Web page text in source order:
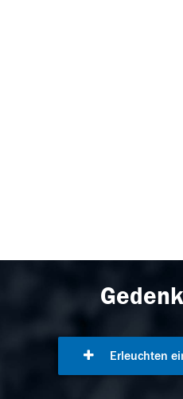
Erleuchten